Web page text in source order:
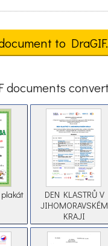
to
documents
DEN KLASTRŮ V
JIHOMORAVSKÉM
KRAJI